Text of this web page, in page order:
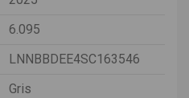
6.095
LNNBBDEE4SC163546
Gris